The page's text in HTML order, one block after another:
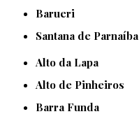
Barueri
Santana de Parnaíba
Alto da Lapa
Alto de Pinheiros
Barra Funda